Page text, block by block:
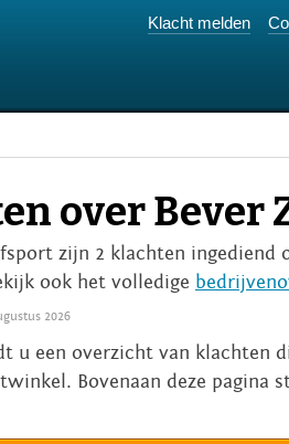
Klacht melden
over Bever
zijn 2 klachten ingediend
ook het volledige
2026
u een overzicht van klachten
Bovenaan deze pagina